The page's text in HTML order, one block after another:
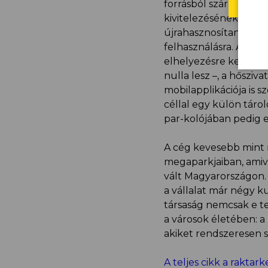
forrásból származó
kivitelezésének
újrahasznosítanak,
felhasználásra. A
elhelyezésre kerülő
nulla lesz –, a
mobilapplikációja is
céllal egy külön
par-kolójában pedig
A cég kevesebb
megaparkjaiban,
vált
a vállalat már négy
társaság nemcsak e
a városok életében:
akiket rendszeresen
A teljes cikk a